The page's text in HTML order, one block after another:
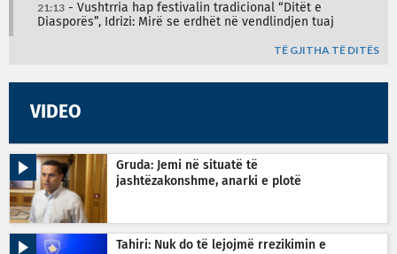
21:13 - Vushtrria hap festivalin tradicional “Ditët e
Diasporës”, Idrizi: Mirë se erdhët në vendlindjen tuaj
TË GJITHA TË DITËS
VIDEO
Gruda: Jemi në situatë të
jashtëzakonshme, anarki e plotë
Tahiri: Nuk do të lejojmë rrezikimin e